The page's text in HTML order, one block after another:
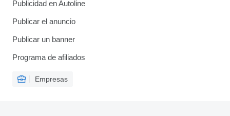
Publicidad en Autoline
Publicar el anuncio
Publicar un banner
Programa de afiliados
Empresas